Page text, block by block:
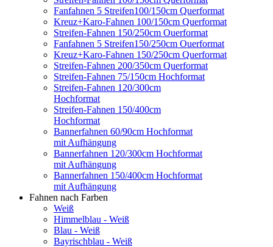
Fanfahnen 5 Streifen100/150cm Querformat
Kreuz+Karo-Fahnen 100/150cm Querformat
Streifen-Fahnen 150/250cm Ouerformat
Fanfahnen 5 Streifen150/250cm Ouerformat
Kreuz+Karo-Fahnen 150/250cm Querformat
Streifen-Fahnen 200/350cm Querformat
Streifen-Fahnen 75/150cm Hochformat
Streifen-Fahnen 120/300cm
Hochformat
Streifen-Fahnen 150/400cm
Hochformat
Bannerfahnen 60/90cm Hochformat
mit Aufhängung
Bannerfahnen 120/300cm Hochformat
mit Aufhängung
Bannerfahnen 150/400cm Hochformat
mit Aufhängung
Fahnen nach Farben
Weiß
Himmelblau - Weiß
Blau - Weiß
Bayrischblau - Weiß